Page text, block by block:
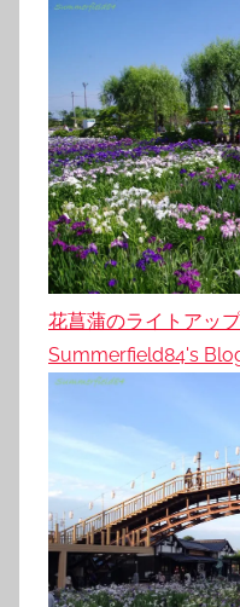
花菖蒲のライトアッ
Summerfield84's